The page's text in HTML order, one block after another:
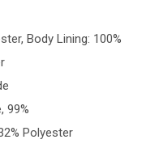
Body Lining: 100%
99%
Polyester